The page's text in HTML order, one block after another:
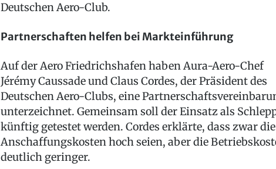
Deutschen Aero-Club.
Partnerschaften helfen bei Markteinführung
Auf der Aero Friedrichshafen haben Aura-Aero-Chef
Jérémy Caussade und Claus Cordes, der Präsident des
Deutschen Aero-Clubs, eine
unterzeichnet. Gemeinsam soll der Einsatz als
künftig getestet werden. Cordes erklärte, dass zwar die
Anschaffungskosten hoch seien, aber die
deutlich geringer.